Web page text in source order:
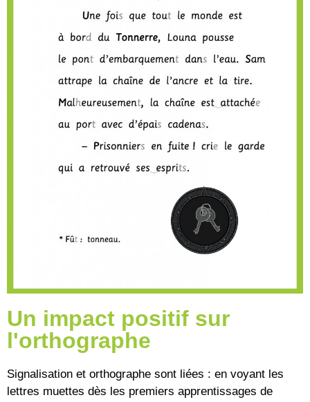
Un impact positif sur
l'orthographe
Signalisation et orthographe sont liées : en voyant les
lettres muettes dès les premiers apprentissages de